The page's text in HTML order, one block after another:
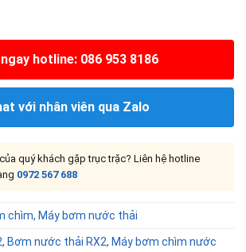
hotline: 086 953 8186
với nhân viên qua Zalo
quý khách gặp trục trặc? Liên hệ hotline
0972 567 688
chìm, Máy bơm nước thải
, Bơm nước thải RX2, Máy bơm chìm nước